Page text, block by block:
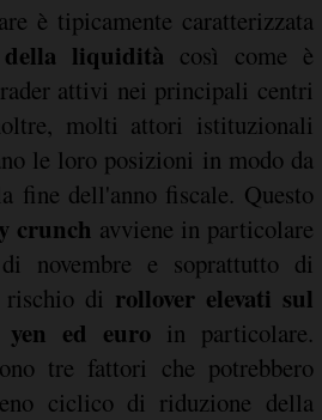
è tipicamente caratterizzata
liquidità così come è
attivi nei principali centri
molti attori istituzionali
le loro posizioni in modo da
fine dell'anno fiscale. Questo
crunch avviene in particolare
novembre e soprattutto di
di rollover elevati sul
yen ed euroin particolare.
tre fattori che potrebbero
ciclico di riduzione della